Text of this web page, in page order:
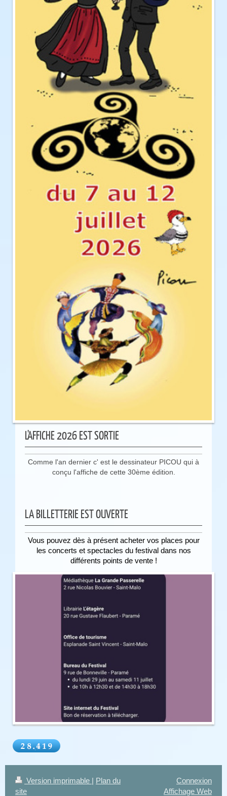
L'AFFICHE 2026 EST SORTIE
Comme l'an dernier c' est le dessinateur PICOU qui à
conçu l'affiche de cette 30ème édition.
LA BILLETTERIE EST OUVERTE
Vous pouvez dès à présent acheter vos places pour
les concerts et spectacles du festival dans nos
différents points de vente !
Version imprimable | Plan du
site
Connexion
Affichage Web